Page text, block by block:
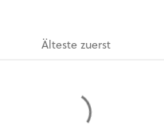
Ältestezuerst